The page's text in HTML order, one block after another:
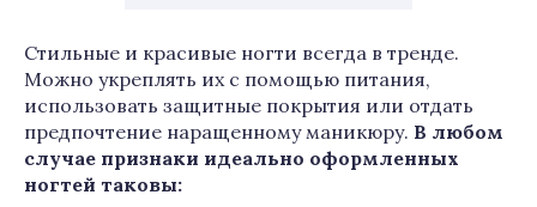
Стильные и красивые ногти всегда в тренде.
Можно укреплять их с помощью питания,
использовать защитные покрытия или отдать
предпочтение наращенному маникюру. В любом
случае признаки идеально оформленных
ногтей таковы: